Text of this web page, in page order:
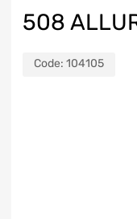
508
Code: 104105